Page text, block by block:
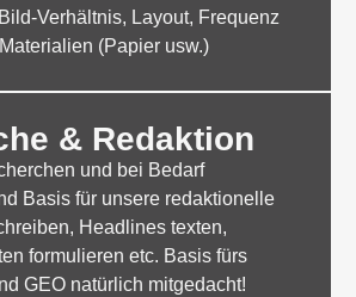
Verhältnis, Layout, Frequenz
(Papier usw.)
& Redaktion
und bei Bedarf
Basis für unsere redaktionelle
Headlines texten,
formulieren etc. Basis fürs
GEO natürlich mitgedacht!